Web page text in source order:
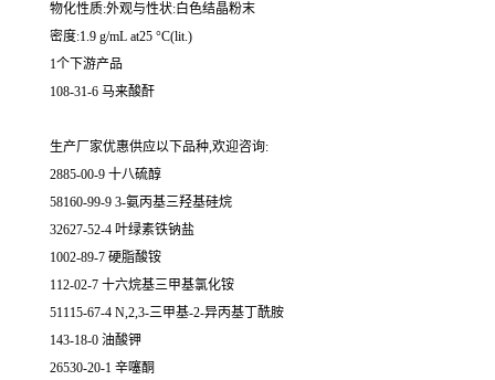
物化性质:外观与性状:白色结晶粉末
密度:1.9 g/mL at25 °C(lit.)
1个下游产品
108-31-6 马来酸酐
生产厂家优惠供应以下品种,欢迎咨询:
2885-00-9 十八硫醇
58160-99-9 3-氨丙基三羟基硅烷
32627-52-4 叶绿素铁钠盐
1002-89-7 硬脂酸铵
112-02-7 十六烷基三甲基氯化铵
51115-67-4 N,2,3-三甲基-2-异丙基丁酰胺
143-18-0 油酸钾
26530-20-1 辛噻酮